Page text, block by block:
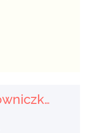
Pracownik / Pracowniczka Ochrony z Pozwoleniem na Broń